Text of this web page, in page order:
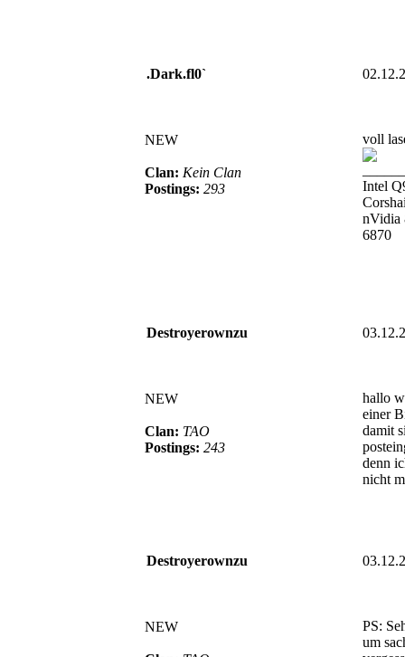
.Dark.fl0`
NEW
Clan: Kein Clan
Postings: 293
voll
Intel
nVidia
6870
Destroyerownzu
NEW
Clan: TAO
Postings: 243
hallo
einer
damit
denn
nicht
Destroyerownzu
NEW
PS:
um